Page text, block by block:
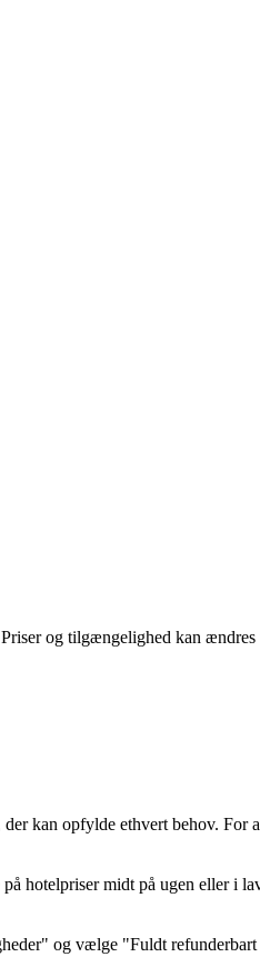
og tilgængelighed kan
kan opfylde ethvert behov. For
hotelpriser midt på ugen eller i
og vælge "Fuldt